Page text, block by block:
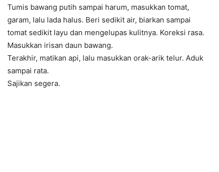
Tumis bawang putih sampai harum, masukkan tomat,
garam, lalu lada halus. Beri sedikit air, biarkan sampai
tomat sedikit layu dan mengelupas kulitnya. Koreksi rasa.
Masukkan irisan daun bawang.
Terakhir, matikan api, lalu masukkan orak-arik telur. Aduk
sampai rata.
Sajikan segera.